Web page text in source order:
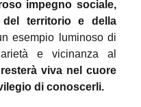
impegno sociale,
territorio e della
esempio luminoso di
e vicinanza al
viva nel cuore
di conoscerli.